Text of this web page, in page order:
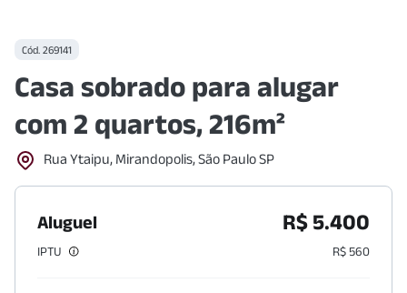
Cód. 269141
Casa sobrado para alugar
com 2 quartos, 216m²
Rua Ytaipu, Mirandopolis, São Paulo SP
Aluguel R$ 5.400
IPTU R$ 560